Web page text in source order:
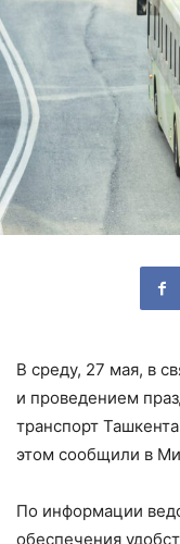
В среду, 27 мая, в
и проведением
транспорт
этом сообщили в
По информации
обеспечения